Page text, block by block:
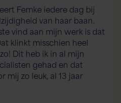
Femke iedere dag bij
van haar baan.
vind aan mijn werk is dat
klinkt misschien heel
Dit heb ik in al mijn
gehad en dat
mij zo leuk, al 13 jaar